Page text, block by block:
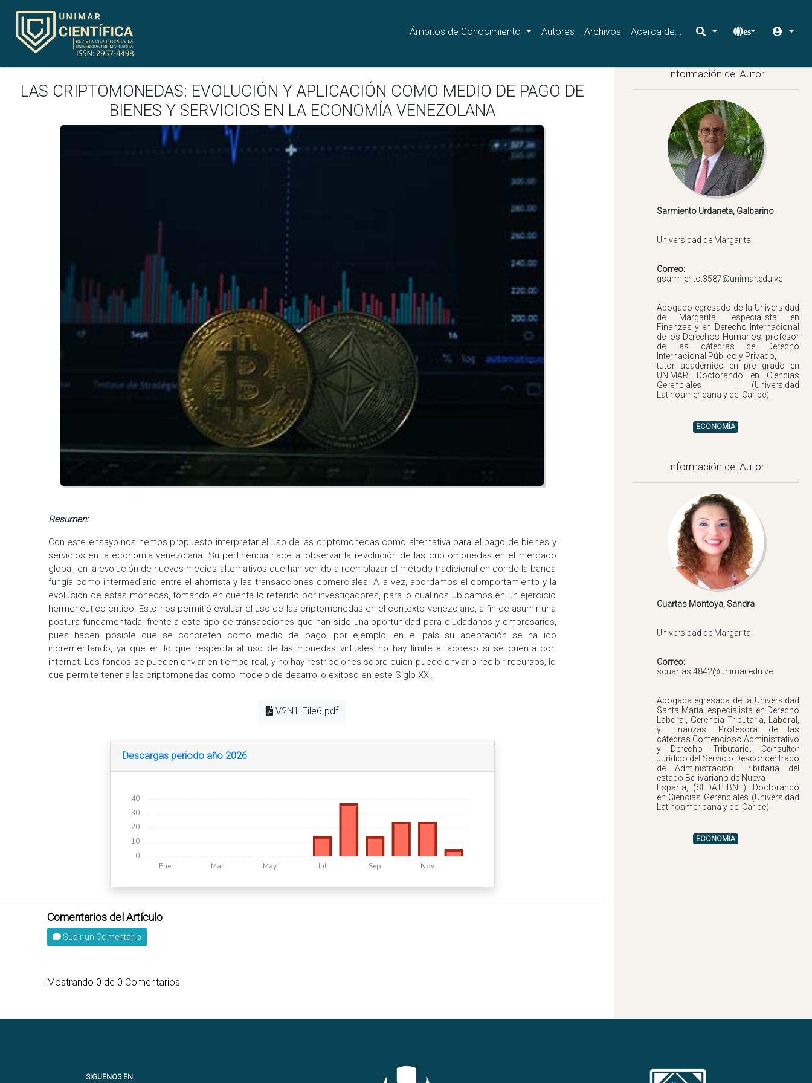
Ámbitos de Conocimiento Autores Archivos Acerca de... es
LAS CRIPTOMONEDAS: EVOLUCIÓN Y APLICACIÓN COMO MEDIO DE PAGO DE
BIENES Y SERVICIOS EN LA ECONOMÍA VENEZOLANA
Resumen:
Con este ensayo nos hemos propuesto interpretar el uso de las criptomonedas como alternativa para el pago de bienes y
servicios en la economía venezolana. Su pertinencia nace al observar la revolución de las criptomonedas en el mercado
global, en la evolución de nuevos medios alternativos que han venido a reemplazar el método tradicional en donde la banca
fungía como intermediario entre el ahorrista y las transacciones comerciales. A la vez, abordamos el comportamiento y la
evolución de estas monedas, tomando en cuenta lo referido por investigadores, para lo cual nos ubicamos en un ejercicio
hermenéutico crítico. Esto nos permitió evaluar el uso de las criptomonedas en el contexto venezolano, a fin de asumir una
postura fundamentada, frente a este tipo de transacciones que han sido una oportunidad para ciudadanos y empresarios,
pues hacen posible que se concreten como medio de pago; por ejemplo, en el país su aceptación se ha ido
incrementando, ya que en lo que respecta al uso de las monedas virtuales no hay límite al acceso si se cuenta con
internet. Los fondos se pueden enviar en tiempo real, y no hay restricciones sobre quien puede enviar o recibir recursos, lo
que permite tener a las criptomonedas como modelo de desarrollo exitoso en este Siglo XXI.
V2N1-File6.pdf
Descargas periodo año 2026
Subir un Comentario
Mostrando 0 de 0 Comentarios
Información del Autor
Sarmiento Urdaneta, Galbarino
Correo:
gsarmiento.3587@unimar.edu.ve
Abogado egresado de la Universidad
de Margarita, especialista en
Finanzas y en Derecho Internacional
de los Derechos Humanos, profesor
de las cátedras de Derecho
Internacional Público y Privado,
tutor académico en pre grado en
UNIMAR. Doctorando en Ciencias
Gerenciales (Universidad
ECONOMÍA
Información del Autor
Cuartas Montoya, Sandra
Correo:
scuartas.4842@unimar.edu.ve
Abogada egresada de la Universidad
Santa María, especialista en Derecho
Laboral, Gerencia Tributaria, Laboral,
y Finanzas. Profesora de las
cátedras Contencioso Administrativo
y Derecho Tributario. Consultor
Jurídico del Servicio Desconcentrado
de Administración Tributaria del
estado Bolivariano de Nueva
Esparta, (SEDATEBNE). Doctorando
en Ciencias Gerenciales (Universidad
ECONOMÍA
SIGUENOS EN